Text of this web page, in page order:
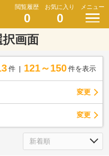
閲覧履歴
0
お気に入り
0
メニュー
画面
件 121～150 件を表示
変更
変更